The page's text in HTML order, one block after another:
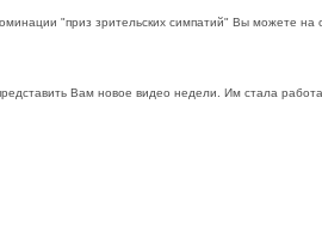
"приз зрительских симпатий" Вы можете на
Вам новое видео недели. Им стала работа